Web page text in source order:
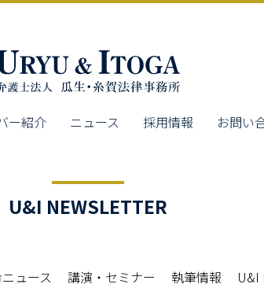
ー紹介 ニュース 採用情報 お問い
U&I NEWSLETTER
ュース 講演・セミナー 執筆情報 U&I